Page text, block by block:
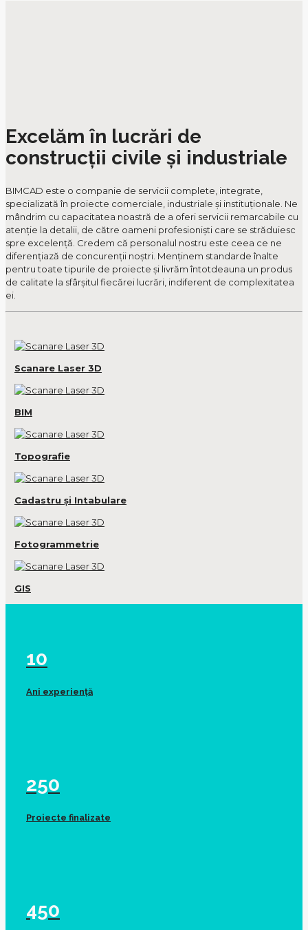
Excelăm în lucrări de
construcții civile și industriale
BIMCAD este o companie de servicii complete, integrate,
specializată în proiecte comerciale, industriale și instituționale. Ne
mândrim cu capacitatea noastră de a oferi servicii remarcabile cu
atenție la detalii, de către oameni profesioniști care se străduiesc
spre excelență. Credem că personalul nostru este ceea ce ne
diferențiază de concurenții noștri. Menținem standarde înalte
pentru toate tipurile de proiecte și livrăm întotdeauna un produs
de calitate la sfârșitul fiecărei lucrări, indiferent de complexitatea
ei.
Scanare Laser 3D
BIM
Topografie
Cadastru și Intabulare
Fotogrammetrie
GIS
10
Ani experiență
250
Proiecte finalizate
450